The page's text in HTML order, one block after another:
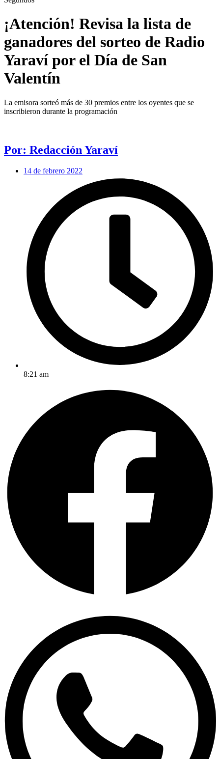
¡Atención! Revisa la lista de
ganadores del sorteo de Radio
Yaraví por el Día de San
Valentín
La emisora sorteó más de 30 premios entre los oyentes que se
inscribieron durante la programación
Por: Redacción Yaraví
14 de febrero 2022
8:21 am